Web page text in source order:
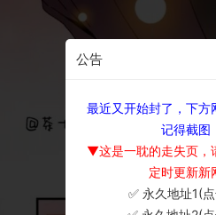
公告
最近又开始封了，下方
记得截图
▼这是一耽的走失页，
定时更新新
✅ 永久地址1(